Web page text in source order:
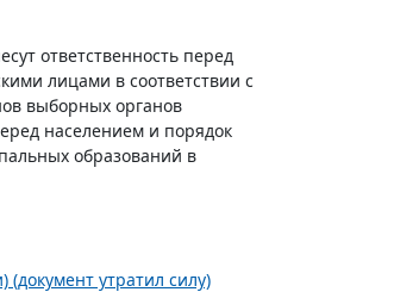
ответственность перед
лицами в соответствии с
выборных органов
населением и порядок
образований в
утратил силу)